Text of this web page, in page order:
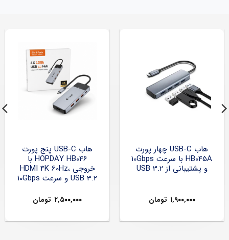
هاب USB-C چهار پورت
HB045A با سرعت 10Gbps
و پشتیبانی از USB 3.2
۱,۹۰۰,۰۰۰ تومان
هاب USB-C پنج پورت
HOPDAY HB046 با
خروجی HDMI 4K 60Hz،
USB 3.2 و سرعت 10Gbps
۲,۵۰۰,۰۰۰ تومان